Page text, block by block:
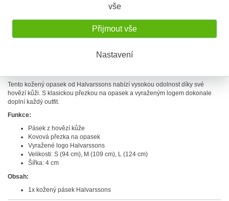
vše
Přijmout vše
Nastavení
Odeslat dotaz
Tento kožený opasek od Halvarssons nabízí vysokou odolnost díky své
hovězí kůži. S klasickou přezkou na opasek a vyraženým logem dokonale
doplní každý outfit.
Funkce:
Pásek z hovězí kůže
Kovová přezka na opasek
Vyražené logo Halvarssons
Velikosti: S (94 cm), M (109 cm), L (124 cm)
Šířka: 4 cm
Obsah:
1x kožený pásek Halvarssons